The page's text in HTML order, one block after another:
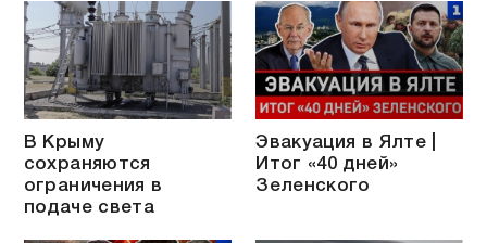
В Крыму
сохраняются
ограничения в
подаче света
Эвакуация в Ялте |
Итог «40 дней»
Зеленского